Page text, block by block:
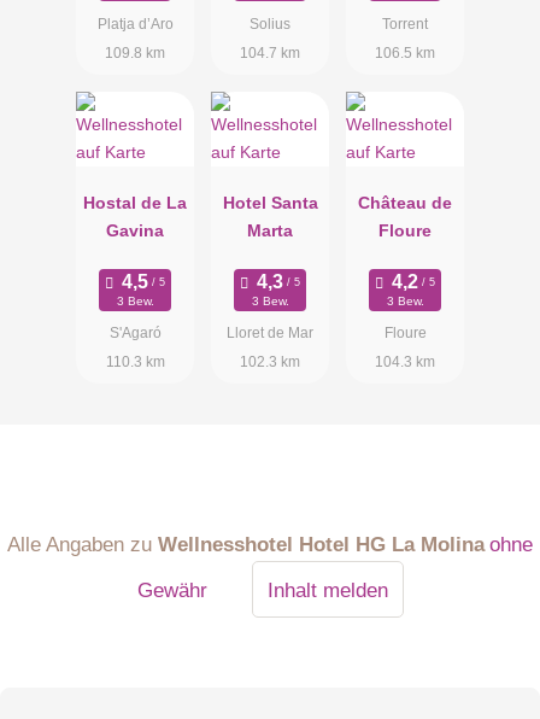
Platja d’Aro
109.8 km
Solius
104.7 km
Torrent
106.5 km
Hostal de La
Gavina
3 Bew.
S'Agaró
110.3 km
Hotel Santa
Marta
3 Bew.
Lloret de Mar
102.3 km
Château de
Floure
3 Bew.
Floure
104.3 km
Alle Angaben zu Wellnesshotel Hotel HG La Molina ohne
Gewähr
Inhalt melden